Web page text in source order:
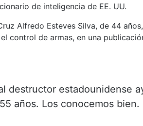
de inteligencia de EE. UU.
Alfredo Esteves Silva, de 44
control de armas, en una
destructor estadounidense
años. Los conocemos bien.